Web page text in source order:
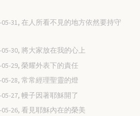
05-31, 在人所看不見的地方依然要持守
05-30, 將大家放在我的心上
05-29, 榮耀外表下的責任
05-28, 常常經理聖靈的燈
05-27, 幔子因著耶穌開了
05-26, 看見耶穌內在的榮美